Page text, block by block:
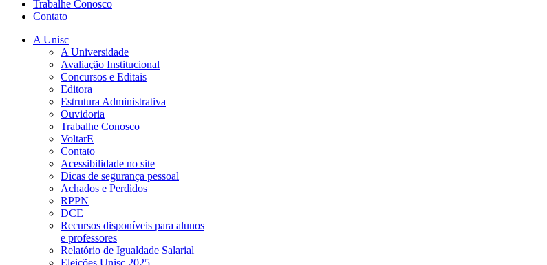
Trabalhe Conosco
Contato
A Unisc
A Universidade
Avaliação Institucional
Concursos e Editais
Editora
Estrutura Administrativa
Ouvidoria
Trabalhe Conosco
VoltarE
Contato
Acessibilidade no site
Dicas de segurança pessoal
Achados e Perdidos
RPPN
DCE
Recursos disponíveis para alunos
e professores
Relatório de Igualdade Salarial
Eleições Unisc 2025